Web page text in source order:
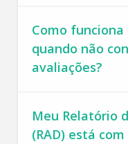
Como funciona
quando não
avaliações?
Meu Relatório
(RAD) está